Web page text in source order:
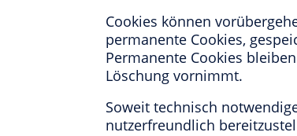
Cookies können
permanente Cookies,
Permanente Cookies
Löschung vornimmt.
Soweit technisch
nutzerfreundlich